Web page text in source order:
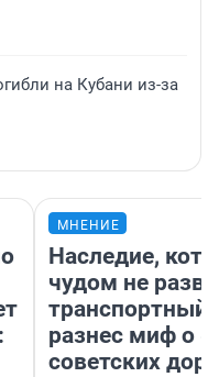
на Кубани из-за
МНЕНИЕ
Наследие,
чудом не
транспортный
разнес миф о
советских